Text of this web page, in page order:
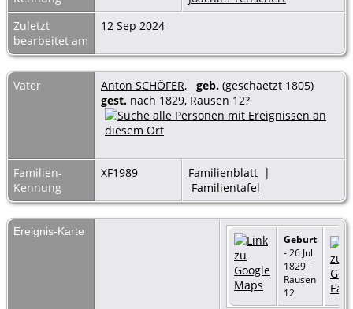
Zuletzt
bearbeitet am
12 Sep 2024
Vater Anton SCHÖFER, geb. (geschaetzt 1805)
gest. nach 1829, Rausen 12?
Familien-
Kennung
XF1989 Familienblatt |
Familientafel
Ereignis-Karte
Geburt
- 26 Jul
1829 -
Rausen
12